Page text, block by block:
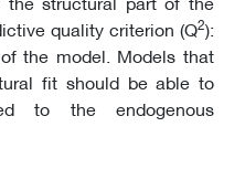
quality criterion (Q2):
the model. Models that
fit should be able to
to the endogenous